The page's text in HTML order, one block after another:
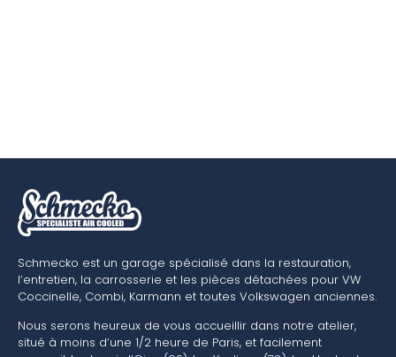
Schmecko est un garage spécialisé dans la restauration,
l’entretien, la carrosserie et les pièces détachées pour VW
Coccinelle, Combi, Karmann et toutes Volkswagen anciennes.
Nous serons heureux de vous accueillir dans notre atelier,
situé à moins d’une 1/2 heure de Paris, et facilement